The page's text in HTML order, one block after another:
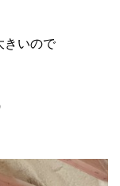
きいので